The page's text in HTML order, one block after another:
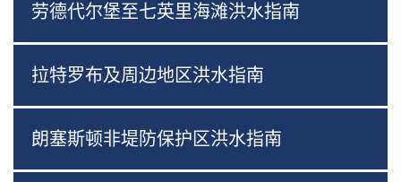
劳德代尔堡至七英里海滩洪水指南
拉特罗布及周边地区洪水指南
朗塞斯顿非堤防保护区洪水指南